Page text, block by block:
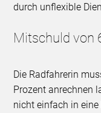
durch unflexible
Mitschuld von
Die Radfahrerin
Prozent anrechnen
nicht einfach in